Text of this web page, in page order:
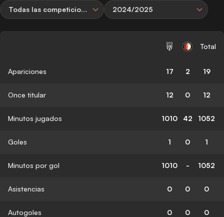
Todas las competiciones 2024/2025
Total
Apariciones 17 2 19
Once titular 12 0 12
Minutos jugados 1010 42 1052
Goles 1 0 1
Minutos por gol 1010 - 1052
Asistencias 0 0 0
Autogoles 0 0 0